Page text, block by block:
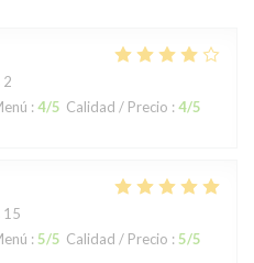
2
: 4/5 Calidad / Precio : 4/5
15
: 5/5 Calidad / Precio : 5/5